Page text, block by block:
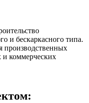
и бескаркасного типа.
производственных
и коммерческих